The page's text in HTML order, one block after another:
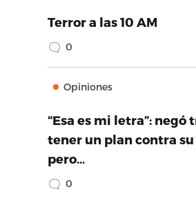
Terror a las 10 AM
0
Opiniones
“Esa es mi letra”: negó
tener un plan contra su
pero…
0